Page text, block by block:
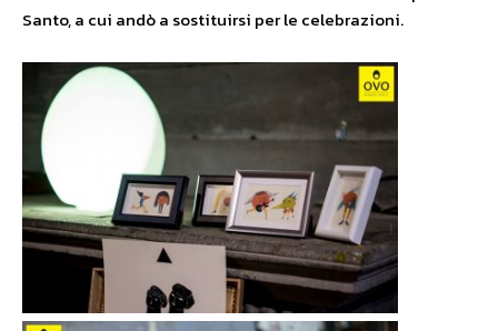
Santo, a cui andò a sostituirsi per le celebrazioni.